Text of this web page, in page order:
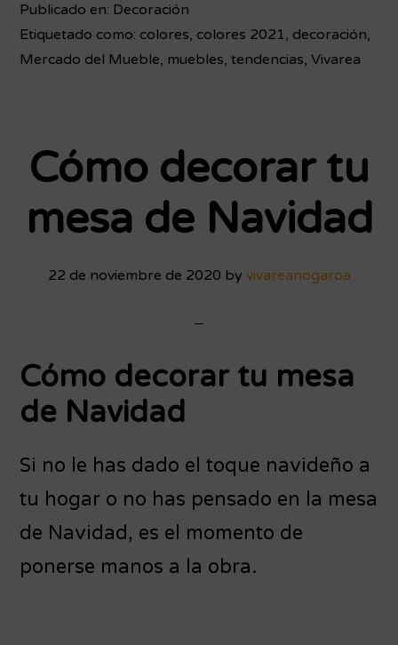
colores
que
no
tu
este
Publicado en: Decoración
Etiquetado como: colores, colores 2021, decoración,
Mercado del Mueble, muebles,tendencias,Vivarea
Cómo decorar tu
mesa de Navidad
22 de noviembre de 2020 by vivareanogaroa
Cómo decorar tu mesa
de Navidad
Si no le has dado el toque navideño a
tu hogar o no has pensado en la mesa
de Navidad, es el momento de
ponerse manos a la obra.